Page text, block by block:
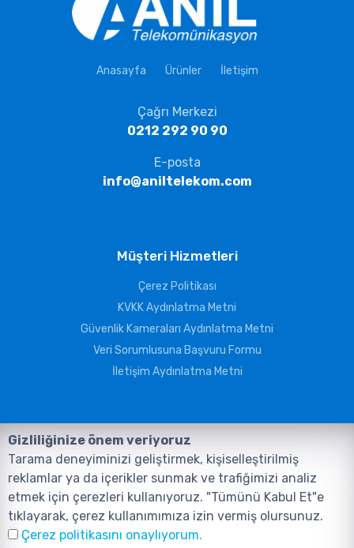
Anasayfa Ürünler İletişim
Çağrı Merkezi
0212 292 90 90
E-posta
info@aniltelekom.com
Müşteri Hizmetleri
Çerez Politikası
KVKK Aydınlatma Metni
Güvenlik Kameraları Aydınlatma Metni
Veri Sorumlusuna Başvuru Formu
İletişim Aydınlatma Metni
©2026, Tüm Hakları ANIL TELEKOMÜNİKASYON GÜVENLİK VE BİLİŞİM
SİSTEMLERİ SAN. TİC. LTD. ŞTİ. aittir.Tasarım ve Yazılım:
Gizliliğinize önem veriyoruz
Tarama deneyiminizi geliştirmek, kişiselleştirilmiş
reklamlar ya da içerikler sunmak ve trafiğimizi analiz
etmek için çerezleri kullanıyoruz. "Tümünü Kabul Et"e
tıklayarak, çerez kullanımımıza izin vermiş olursunuz.
Çerez politikasını onaylıyorum.